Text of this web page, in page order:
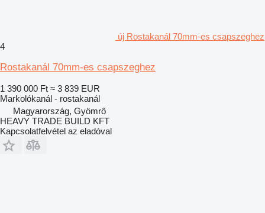
új Rostakanál 70mm-es csapszeghez
4
Rostakanál 70mm-es csapszeghez
1 390 000 Ft ≈ 3 839 EUR
Markolókanál - rostakanál
Magyarország, Gyömrő
HEAVY TRADE BUILD KFT
Kapcsolatfelvétel az eladóval